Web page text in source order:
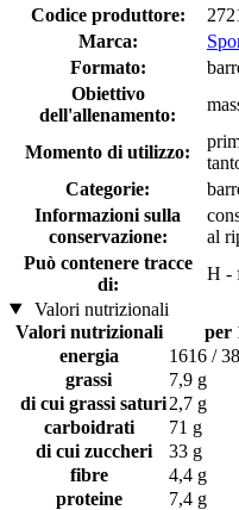
Codice produttore:
Marca:
Formato:
Obiettivo
dell'allenamento:
Momento di utilizzo:
Categorie:
Informazioni sulla
conservazione:
al
Può contenere tracce
di:
H -
Valori nutrizionali
Valori nutrizionali
per
energia
1616 /
grassi
7,9 g
di cui grassi saturi2,7 g
carboidrati
71 g
di cui zuccheri
33 g
fibre
4,4 g
proteine
7,4 g